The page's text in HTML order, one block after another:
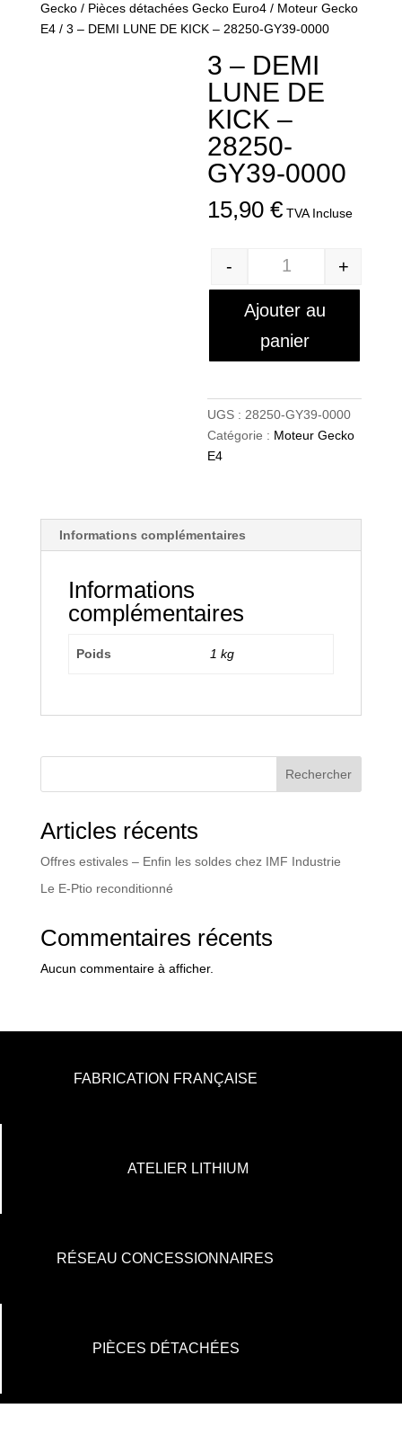
Gecko/ Pièces détachées Gecko Euro4/ Moteur Gecko
E4/ 3 – DEMI LUNE DE KICK – 28250-GY39-0000
3 – DEMI
LUNE DE
KICK –
28250-
GY39-0000
15,90€ TVA Incluse
Quantité
- +
Ajouter au
panier
UGS : 28250-GY39-0000
Catégorie : Moteur Gecko
E4
Informations complémentaires
Informations
complémentaires
Poids 1 kg
Rechercher
Articles récents
Offres estivales – Enfin les soldes chez IMF Industrie
Le E-Ptio reconditionné
Commentaires récents
Aucun commentaire à afficher.
FABRICATION FRANÇAISE
ATELIER LITHIUM
RÉSEAU CONCESSIONNAIRES
PIÈCES DÉTACHÉES